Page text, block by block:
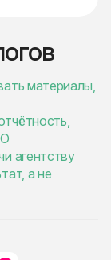
материалы,
агентству
а не